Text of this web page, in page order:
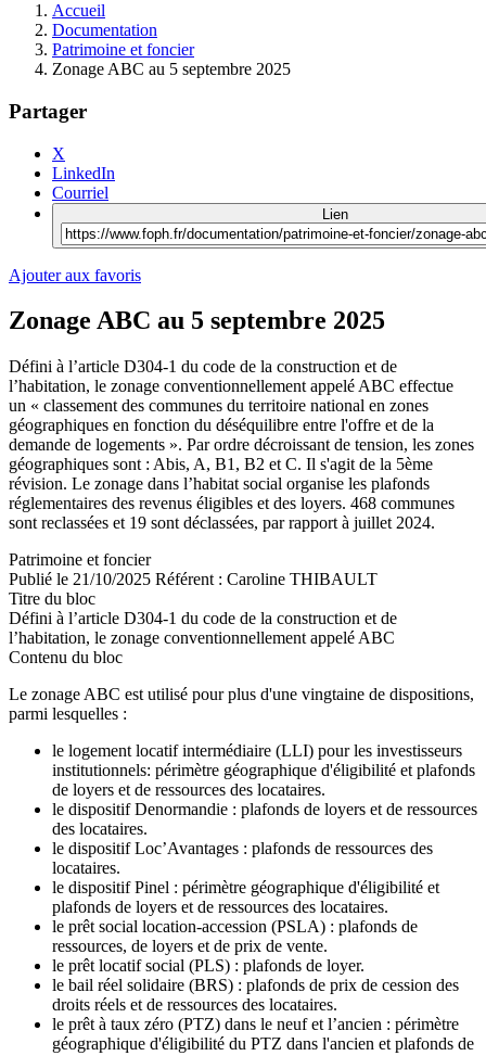
Accueil
Documentation
Patrimoine et foncier
Zonage ABC au 5 septembre 2025
Partager
X
LinkedIn
Courriel
Lien
Ajouter aux favoris
Zonage ABC au 5 septembre 2025
Défini à l’article D304-1 du code de la construction et de
l’habitation, le zonage conventionnellement appelé ABC effectue
un « classement des communes du territoire national en zones
géographiques en fonction du déséquilibre entre l'offre et de la
demande de logements ». Par ordre décroissant de tension, les zones
géographiques sont : Abis, A, B1, B2 et C. Il s'agit de la 5ème
révision. Le zonage dans l’habitat social organise les plafonds
réglementaires des revenus éligibles et des loyers. 468 communes
sont reclassées et 19 sont déclassées, par rapport à juillet 2024.
Patrimoine et foncier
Publié le 21/10/2025 Référent : Caroline THIBAULT
Titre du bloc
Défini à l’article D304-1 du code de la construction et de
l’habitation, le zonage conventionnellement appelé ABC
Contenu du bloc
Le zonage ABC est utilisé pour plus d'une vingtaine de dispositions,
parmi lesquelles :
le logement locatif intermédiaire (LLI) pour les investisseurs
institutionnels: périmètre géographique d'éligibilité et plafonds
de loyers et de ressources des locataires.
le dispositif Denormandie : plafonds de loyers et de ressources
des locataires.
le dispositif Loc’Avantages : plafonds de ressources des
locataires.
le dispositif Pinel : périmètre géographique d'éligibilité et
plafonds de loyers et de ressources des locataires.
le prêt social location-accession (PSLA) : plafonds de
ressources, de loyers et de prix de vente.
le prêt locatif social (PLS) : plafonds de loyer.
le bail réel solidaire (BRS) : plafonds de prix de cession des
droits réels et de ressources des locataires.
le prêt à taux zéro (PTZ) dans le neuf et l’ancien : périmètre
géographique d'éligibilité du PTZ dans l'ancien et plafonds de